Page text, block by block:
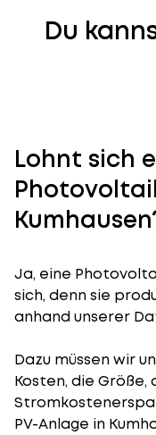
Du
Lohnt sich
Ja, eine
sich, denn sie
anhand unserer
Dazu müssen wir
Kosten, die
PV-Anlage in